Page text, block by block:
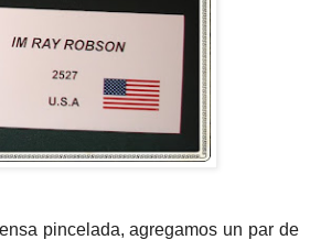
pincelada, agregamos un par de